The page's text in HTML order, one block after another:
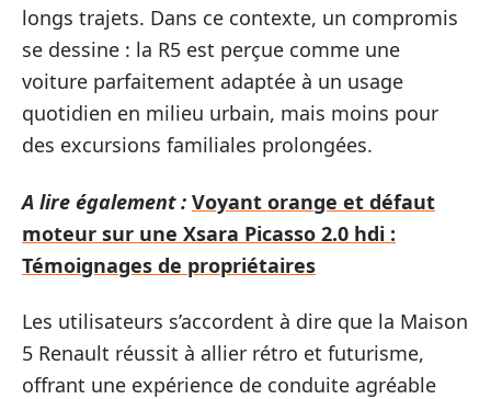
longs trajets. Dans ce contexte, un compromis
se dessine : la R5 est perçue comme une
voiture parfaitement adaptée à un usage
quotidien en milieu urbain, mais moins pour
des excursions familiales prolongées.
A lire également : Voyant orange et défaut
moteur sur une Xsara Picasso 2.0 hdi :
Témoignages de propriétaires
Les utilisateurs s’accordent à dire que la Maison
5 Renault réussit à allier rétro et futurisme,
offrant une expérience de conduite agréable